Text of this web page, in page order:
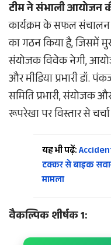
टीम ने संभाली आयोजन
कार्यक्रम के सफल संचालन
का गठन किया है, जिसमें
संयोजक विवेक नेगी,
और मीडिया प्रभारी डॉ.
समिति प्रभारी, संयोजक
रूपरेखा पर विस्तार से
यह भी पढ़ें:
टक्कर से बाइक
मामला
वैकल्पिक शीर्षक 1: